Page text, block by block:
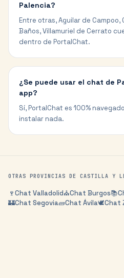
Palencia?
Entre otras, Aguilar de Campoo,
Baños, Villamuriel de Cerrato
dentro de PortalChat.
¿Se puede usar el chat de
app?
Sí, PortalChat es 100%
instalar nada.
OTRAS PROVINCIAS DE CASTILLA Y
🍷Chat Valladolid⛪Chat Burgos📚
🏰Chat Segovia🧱Chat Ávila🕊️Chat